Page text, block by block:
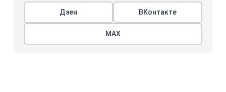
Дзен ВКонтакте
МАХ